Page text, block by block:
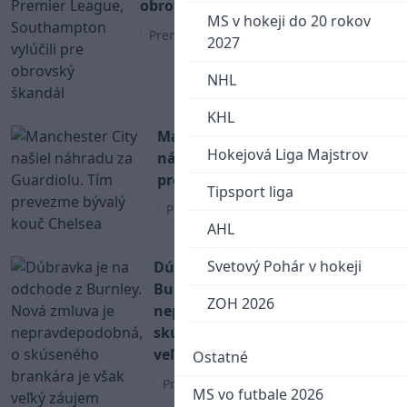
MS v hokeji do 20 rokov
2027
NHL
KHL
Hokejová Liga Majstrov
Tipsport liga
AHL
Svetový Pohár v hokeji
ZOH 2026
Ostatné
MS vo futbale 2026
obrovský škandál
Premier League
Manchester City našiel
náhradu za Guardiolu. Tím
prevezme bývalý kouč Chelsea
Premier League
Dúbravka je na odchode z
Burnley. Nová zmluva je
nepravdepodobná, o
skúseného brankára je však
veľký záujem
Premier League